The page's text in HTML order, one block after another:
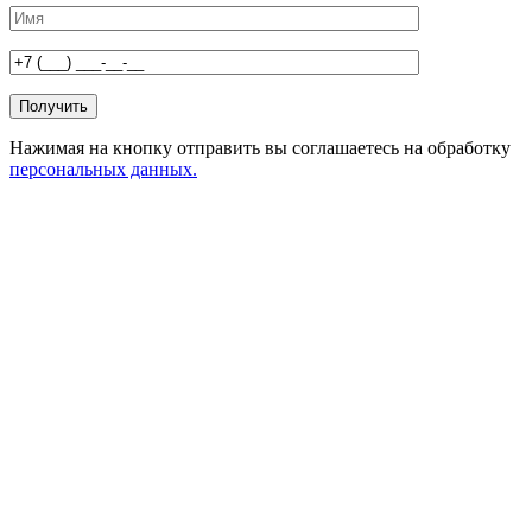
Нажимая на кнопку отправить вы соглашаетесь на обработку
персональных данных.